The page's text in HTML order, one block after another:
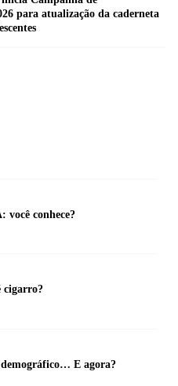
para atualização da caderneta
você conhece?
cigarro?
demográfico… E agora?